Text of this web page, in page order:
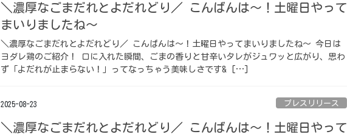
＼濃厚なごまだれとよだれどり／ こんばんは〜！土曜日やって
まいりましたね〜
＼濃厚なごまだれとよだれどり／ こんばんは〜！土曜日やってまいりましたね〜 今日は
ヨダレ鶏のご紹介！ 口に入れた瞬間、ごまの香りと甘辛いタレがジュワッと広がり、思わ
ず「よだれが止まらない！」ってなっちゃう美味しさです& […]
2025-08-23 プレスリリース
＼濃厚なごまだれとよだれどり／ こんばんは〜！土曜日やって